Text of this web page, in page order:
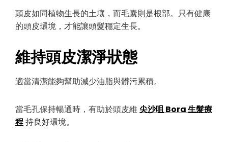
頭皮如同植物生長的土壤，而毛囊則是根部。只有健康
的頭皮環境，才能讓頭髮穩定生長。
維持頭皮潔淨狀態
適當清潔能夠幫助減少油脂與髒污累積。
當毛孔保持暢通時，有助於頭皮維尖沙咀 Bora 生髮療
程持良好環境。